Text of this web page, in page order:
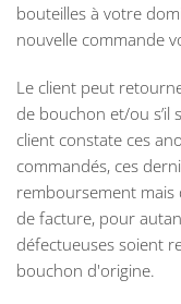
bouteilles à votre
nouvelle commande
Le client peut
de bouchon et/ou s’il
client constate ces
commandés, ces
remboursement mais
de facture, pour
défectueuses soient
bouchon d'origine.